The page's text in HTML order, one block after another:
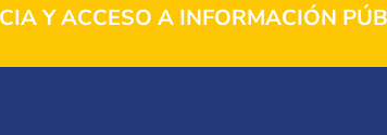
Y ACCESO A INFORMACIÓN